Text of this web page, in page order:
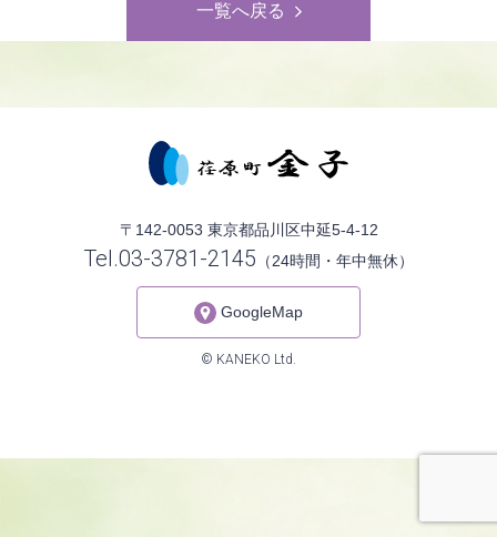
一覧へ戻る
〒142-0053 東京都品川区中延5-4-12
Tel.03-3781-2145 （24時間・年中無休）
GoogleMap
© KANEKO Ltd.